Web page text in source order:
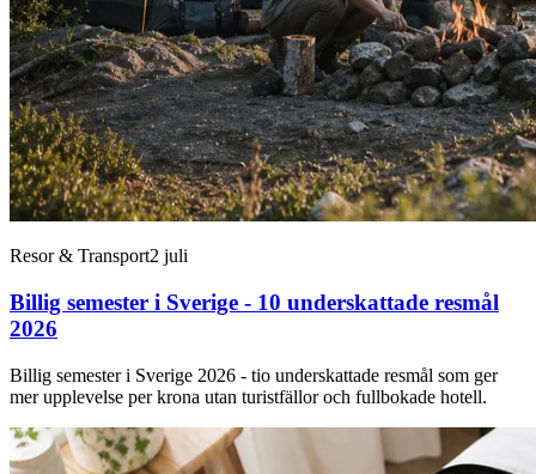
Resor & Transport2 juli
Billig semester i Sverige - 10 underskattade resmål
2026
Billig semester i Sverige 2026 - tio underskattade resmål som ger
mer upplevelse per krona utan turistfällor och fullbokade hotell.